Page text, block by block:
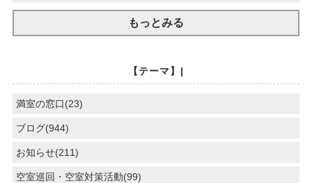
もっとみる
【テーマ】|
満室の窓口(23)
ブログ(944)
お知らせ(211)
空室巡回・空室対策活動(99)